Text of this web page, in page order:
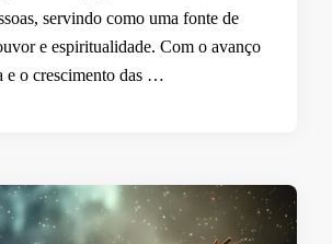
servindo como uma fonte de
e espiritualidade. Com o avanço
e o crescimento das …